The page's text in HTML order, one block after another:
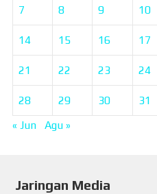
7 8 9 10
14 15 16 17
21 22 23 24
28 29 30
31
« Jun
Agu »
Jaringan Media